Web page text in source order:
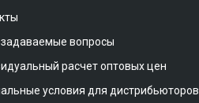
вопросы
расчет оптовых цен
условия для дистрибьюторов